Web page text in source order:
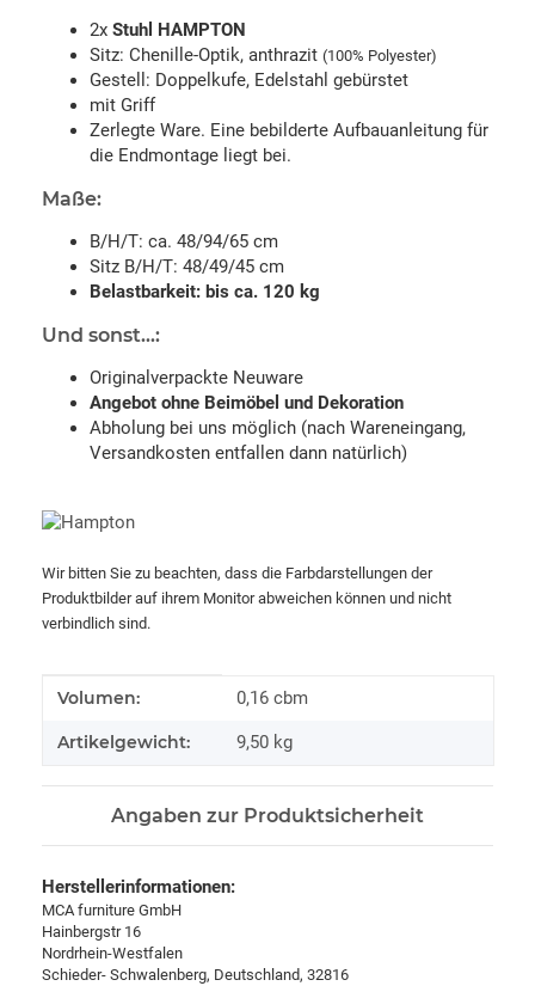
2x Stuhl HAMPTON
Sitz: Chenille-Optik, anthrazit (100% Polyester)
Gestell: Doppelkufe, Edelstahl gebürstet
mit Griff
Zerlegte Ware. Eine bebilderte Aufbauanleitung für
die Endmontage liegt bei.
Maße:
B/H/T: ca. 48/94/65 cm
Sitz B/H/T: 48/49/45 cm
Belastbarkeit: bis ca. 120 kg
Und sonst...:
Originalverpackte Neuware
Angebot ohne Beimöbel und Dekoration
Abholung bei uns möglich (nach Wareneingang,
Versandkosten entfallen dann natürlich)
Wir bitten Sie zu beachten, dass die Farbdarstellungen der
Produktbilder auf ihrem Monitor abweichen können und nicht
verbindlich sind.
Produkteigenschaft
Wert
Volumen: 0,16 cbm
Artikelgewicht: 9,50 kg
Angaben zur Produktsicherheit
Herstellerinformationen:
MCA furniture GmbH
Hainbergstr 16
Nordrhein-Westfalen
Schieder- Schwalenberg, Deutschland, 32816